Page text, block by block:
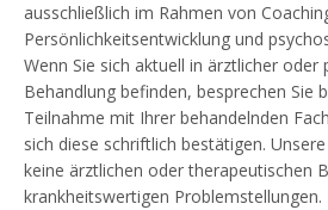
ausschließlich im Rahmen von
Persönlichkeitsentwicklung und
Wenn Sie sich aktuell in ärztlicher
Behandlung befinden, besprechen Sie
Teilnahme mit Ihrer behandelnden
sich diese schriftlich bestätigen.
keine ärztlichen oder therapeutischen
krankheitswertigen Problemstellungen.